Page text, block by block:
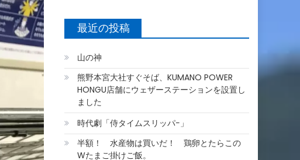
最近の投稿
山の神
熊野本宮大社すぐそば、KUMANO POWER
HONGU店舗にウェザーステーションを設置し
ました
時代劇「侍タイムスリッパ−」
半額！ 水産物は買いだ！ 鶏卵とたらこの
Wたまご掛けご飯。